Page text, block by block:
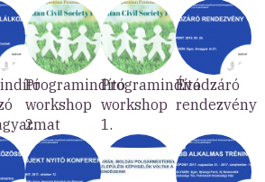
Programindító
workshop
2.
Programindító
workshop
1.
Évadzáró
rendezvény